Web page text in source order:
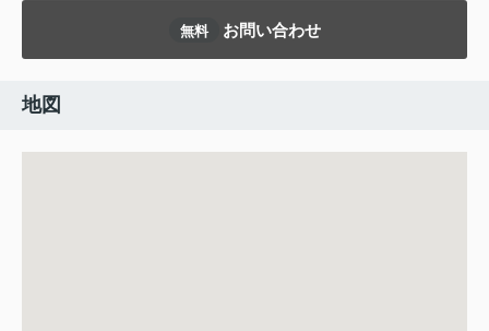
無料 お問い合わせ
地図